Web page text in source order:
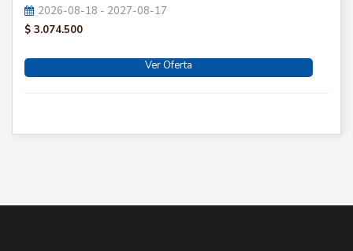
2026-08-18 - 2027-08-17
$ 3.074.500
Ver Oferta